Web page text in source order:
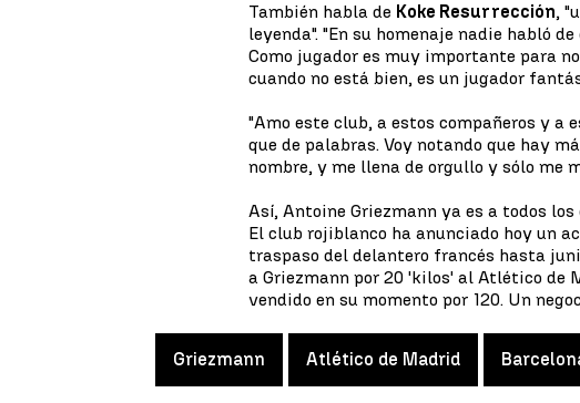
También habla de Koke Resurrección,
leyenda". "En su homenaje nadie habló
Como jugador es muy importante para
cuando no está bien, es un jugador
"Amo este club, a estos compañeros y a
que de palabras. Voy notando que hay
nombre, y me llena de orgullo y sólo me
Así, Antoine Griezmann ya es a todos
El club rojiblanco ha anunciado hoy un
traspaso del delantero francés hasta
a Griezmann por 20 'kilos' al Atlético de
vendido en su momento por 120. Un
Griezmann Atlético de Madrid